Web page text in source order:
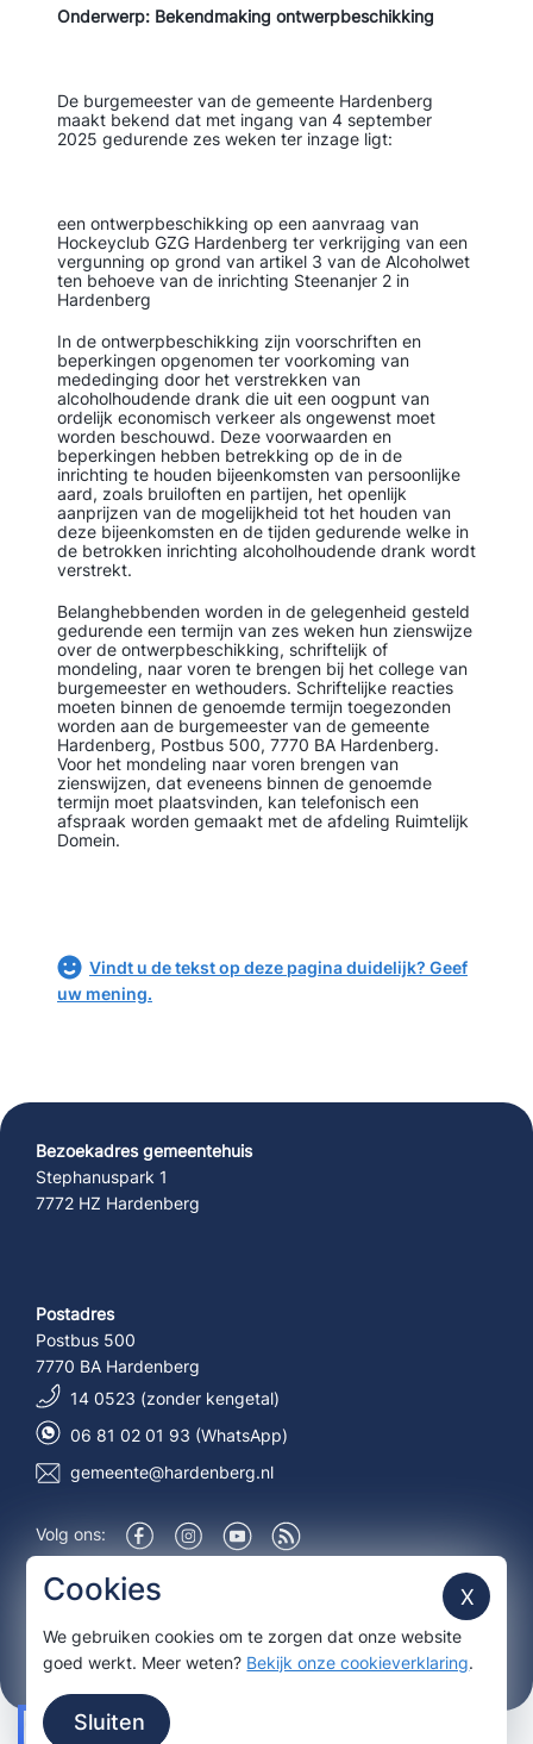
Onderwerp: Bekendmaking ontwerpbeschikking
De burgemeester van de gemeente Hardenberg
maakt bekend dat met ingang van 4 september
2025 gedurende zes weken ter inzage ligt:
een ontwerpbeschikking op een aanvraag van
Hockeyclub GZG Hardenberg ter verkrijging van een
vergunning op grond van artikel 3 van de Alcoholwet
ten behoeve van de inrichting Steenanjer 2 in
Hardenberg
In de ontwerpbeschikking zijn voorschriften en
beperkingen opgenomen ter voorkoming van
mededinging door het verstrekken van
alcoholhoudende drank die uit een oogpunt van
ordelijk economisch verkeer als ongewenst moet
worden beschouwd. Deze voorwaarden en
beperkingen hebben betrekking op de in de
inrichting te houden bijeenkomsten van persoonlijke
aard, zoals bruiloften en partijen, het openlijk
aanprijzen van de mogelijkheid tot het houden van
deze bijeenkomsten en de tijden gedurende welke in
de betrokken inrichting alcoholhoudende drank wordt
verstrekt.
Belanghebbenden worden in de gelegenheid gesteld
gedurende een termijn van zes weken hun zienswijze
over de ontwerpbeschikking, schriftelijk of
mondeling, naar voren te brengen bij het college van
burgemeester en wethouders. Schriftelijke reacties
moeten binnen de genoemde termijn toegezonden
worden aan de burgemeester van de gemeente
Hardenberg, Postbus 500, 7770 BA Hardenberg.
Voor het mondeling naar voren brengen van
zienswijzen, dat eveneens binnen de genoemde
termijn moet plaatsvinden, kan telefonisch een
afspraak worden gemaakt met de afdeling Ruimtelijk
Domein.
Vindt u de tekst op deze pagina duidelijk? Geef
uw mening.
Bezoekadres gemeentehuis
Stephanuspark 1
7772 HZ Hardenberg
Postadres
Postbus 500
7770 BA Hardenberg
14 0523 (zonder kengetal)
06 81 02 01 93 (WhatsApp)
gemeente@hardenberg.nl
Volg ons:
Aanmelden nieuwsbrief
X
Cookies
We gebruiken cookies om te zorgen dat onze website
goed werkt. Meer weten? Bekijk onze cookieverklaring.
Sluiten